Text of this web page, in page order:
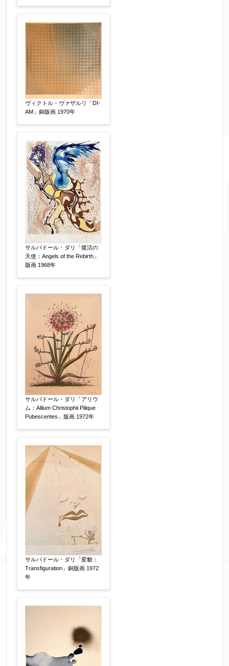
ヴィクトル・ヴァザルリ「DI-
AM」銅版画 1970年
サルバドール・ダリ「復活の
天使：Angels of the Rebirth」
版画 1968年
サルバドール・ダリ「アリウ
ム：Allium Christophii Pilique
Pubescentes」版画 1972年
サルバドール・ダリ「変貌：
Transfiguration」銅版画 1972
年